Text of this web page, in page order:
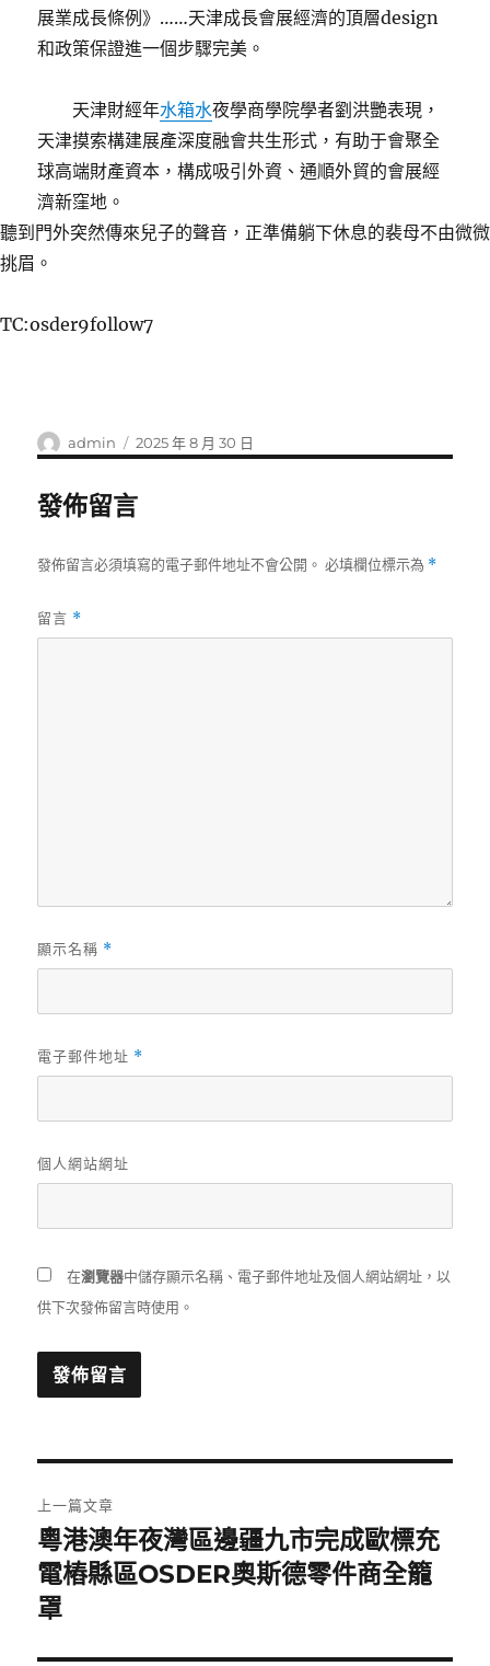
展業成長條例》……天津成長會展經濟的頂層design
和政策保證進一個步驟完美。
天津財經年水箱水夜學商學院學者劉洪艷表現，
天津摸索構建展產深度融會共生形式，有助于會聚全
球高端財產資本，構成吸引外資、通順外貿的會展經
濟新窪地。
聽到門外突然傳來兒子的聲音，正準備躺下休息的裴母不由微微
挑眉。
TC:osder9follow7
作
者
admin
發
佈
2025 年 8 月 30 日
發佈留言
發佈留言必須填寫的電子郵件地址不會公開。 必填欄位標示為 *
留言 *
顯示名稱 *
電子郵件地址 *
個人網站網址
在瀏覽器中儲存顯示名稱、電子郵件地址及個人網站網址，以
供下次發佈留言時使用。
章
導
覽
上一篇文章
上
一
篇
章:
粵港澳年夜灣區邊疆九市完成歐標充
電樁縣區OSDER奧斯德零件商全籠
罩